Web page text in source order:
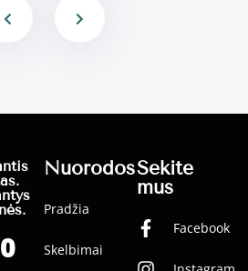
Nuorodos
Pradžia
Skelbimai
Sekite
mus
Facebook